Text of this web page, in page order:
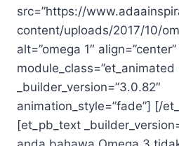
src=”https://
content/uploads/2017/10/
alt=”omega 1″ align=”center”
module_class=”et_animated
_builder_version=”3.0.82″
animation_style=”fade”] [/
[et_pb_text